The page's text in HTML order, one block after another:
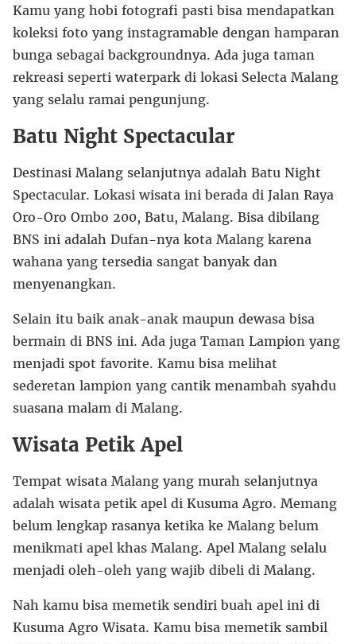
Kamu yang hobi fotografi pasti bisa mendapatkan
koleksi foto yang instagramable dengan hamparan
bunga sebagai backgroundnya. Ada juga taman
rekreasi seperti waterpark di lokasi Selecta Malang
yang selalu ramai pengunjung.
Batu Night Spectacular
Destinasi Malang selanjutnya adalah Batu Night
Spectacular. Lokasi wisata ini berada di Jalan Raya
Oro-Oro Ombo 200, Batu, Malang. Bisa dibilang
BNS ini adalah Dufan-nya kota Malang karena
wahana yang tersedia sangat banyak dan
menyenangkan.
Selain itu baik anak-anak maupun dewasa bisa
bermain di BNS ini. Ada juga Taman Lampion yang
menjadi spot favorite. Kamu bisa melihat
sederetan lampion yang cantik menambah syahdu
suasana malam di Malang.
Wisata Petik Apel
Tempat wisata Malang yang murah selanjutnya
adalah wisata petik apel di Kusuma Agro. Memang
belum lengkap rasanya ketika ke Malang belum
menikmati apel khas Malang. Apel Malang selalu
menjadi oleh-oleh yang wajib dibeli di Malang.
Nah kamu bisa memetik sendiri buah apel ini di
Kusuma Agro Wisata. Kamu bisa memetik sambil